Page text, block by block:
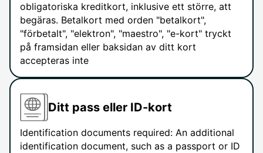
obligatoriska kreditkort, inklusive ett större, att
begäras. Betalkort med orden "betalkort",
"förbetalt", "elektron", "maestro", "e-kort" tryckt
på framsidan eller baksidan av ditt kort
accepteras inte
Ditt pass eller ID-kort
Identification documents required: An additional
identification document, such as a passport or ID